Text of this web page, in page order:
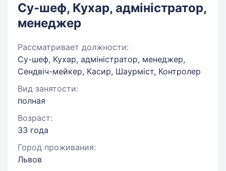
Су-шеф, Кухар, адміністратор,
менеджер
Рассматривает должности:
Су-шеф, Кухар, адміністратор, менеджер,
Сендвіч-мейкер, Касир, Шаурміст, Контролер
Вид занятости:
полная
Возраст:
33 года
Город проживания:
Львов